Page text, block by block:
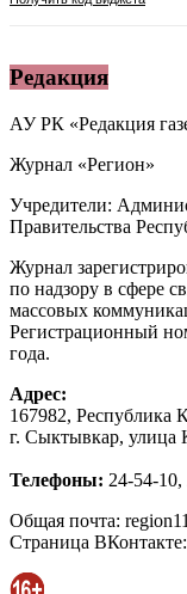
Редакция
АУ РК «Редакция
Журнал «Регион»
Учредители:
Правительства
Журнал
по надзору в сфере
массовых
Регистрационный
года.
Адрес:
167982, Республика
г. Сыктывкар, улица
Телефоны: 24-54-10,
Общая почта:
Страница ВКонтакте: